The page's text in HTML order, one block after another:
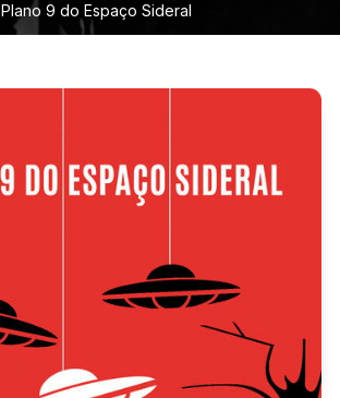
Plano 9 do Espaço Sideral